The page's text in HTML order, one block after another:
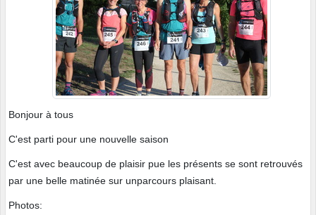
Bonjour à tous
C'est parti pour une nouvelle saison
C'est avec beaucoup de plaisir pue les présents se sont retrouvés
par une belle matinée sur unparcours plaisant.
Photos: